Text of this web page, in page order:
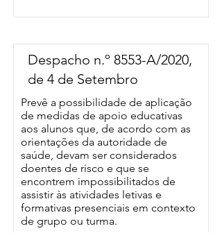
Despacho n.º 8553-A/2020,
de 4 de Setembro
Prevê a possibilidade de aplicação
de medidas de apoio educativas
aos alunos que, de acordo com as
orientações da autoridade de
saúde, devam ser considerados
doentes de risco e que se
encontrem impossibilitados de
assistir às atividades letivas e
formativas presenciais em contexto
de grupo ou turma.